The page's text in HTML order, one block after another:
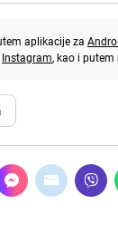
aplikacije za
Instagram, kao i putem